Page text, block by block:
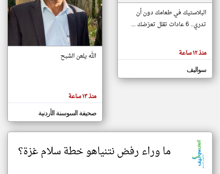
تغيير الدولة
مصادر الأخبار من الاردن
اخبار الاردن على مدار الساعة
أهم اخبار الاردن العاجلة والمباشرة
المقالات
الموجوده
هنا عن
وجهة
نظر
كاتبيها.
البلاستيك في طعامك دون أن
تدري.. 6 عادات تقلل تعرّضك ...
منذ ١٢ ساعة
سواليف
الله يلعن الشبح
منذ ١٣ ساعة
صحيفة السوسنة الأردنية
ما وراء رفض نتنياهو خطة سلام غزة؟
klyoum.com